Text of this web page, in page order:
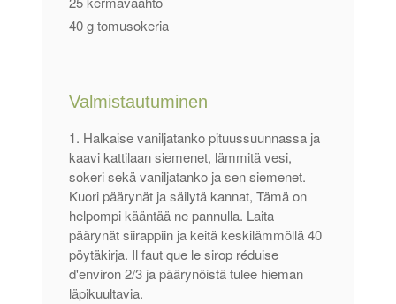
40 g tomusokeria
Valmistautuminen
Halkaise vaniljatanko pituussuunnassa ja
kaavi kattilaan siemenet, lämmitä vesi,
sokeri sekä vaniljatanko ja sen siemenet.
Kuori päärynät ja säilytä kannat, Tämä on
helpompi kääntää ne pannulla. Laita
päärynät siirappiin ja keitä keskilämmöllä 40
pöytäkirja. Il faut que le sirop réduise
d'environ2/3 ja päärynöistä tulee hieman
läpikuultavia.